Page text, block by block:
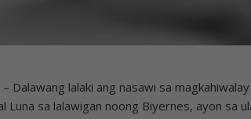
– Dalawang lalaki ang nasawi sa
Luna sa lalawigan noong Biyernes, ayon sa